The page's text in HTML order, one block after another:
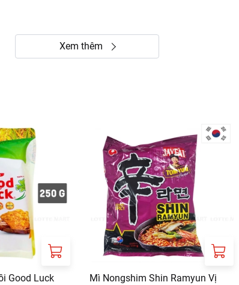
Xem thêm
Good Luck
Mì Nongshim Shin Ramyun Vị